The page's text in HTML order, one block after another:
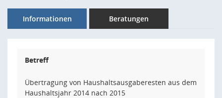
Informationen Beratungen
Betreff
Übertragung von Haushaltsausgaberesten aus dem
Haushaltsjahr 2014 nach 2015